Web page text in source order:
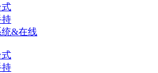
式
持
统&在线
式
持